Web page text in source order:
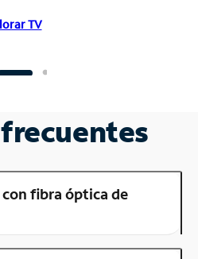
TV
fibra óptica de